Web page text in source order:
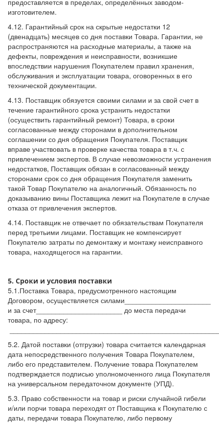
предоставляется в пределах, определённых заводом-
изготовителем.
4.12. Гарантийный срок на скрытые недостатки 12
(двенадцать) месяцев со дня поставки Товара. Гарантии, не
распространяются на расходные материалы, а также на
дефекты, повреждения и неисправности, возникшие
впоследствии нарушения Покупателем правил хранения,
обслуживания и эксплуатации товара, оговоренных в его
технической документации.
4.13. Поставщик обязуется своими силами и за свой счет в
течение гарантийного срока устранить недостатки
(осуществить гарантийный ремонт) Товара, в сроки
согласованные между сторонами в дополнительном
соглашении со дня обращения Покупателя. Поставщик
вправе участвовать в проверке качества товара в т.ч. с
привлечением экспертов. В случае невозможности устранения
недостатков, Поставщик обязан в согласованный между
сторонами срок со дня обращения Покупателя заменить
такой Товар Покупателю на аналогичный. Обязанность по
доказыванию вины Поставщика лежит на Покупателе в случае
отказа от привлечения экспертов.
4.14. Поставщик не отвечает по обязательствам Покупателя
перед третьими лицами. Поставщик не компенсирует
Покупателю затраты по демонтажу и монтажу неисправного
товара, находящегося на гарантии.
5. Сроки и условия поставки
5.1.Поставка Товара, предусмотренного настоящим
Договором, осуществляется силами______________________
и за счет______________________ до места передачи
товара, по адресу:
5.2. Датой поставки (отгрузки) товара считается календарная
дата непосредственного получения Товара Покупателем,
либо его представителем. Получение товара Покупателем
подтверждается подписью уполномоченного лица Покупателя
на универсальном передаточном документе (УПД).
5.3. Право собственности на товар и риски случайной гибели
и/или порчи товара переходят от Поставщика к Покупателю с
даты, передачи товара Покупателю, либо первому